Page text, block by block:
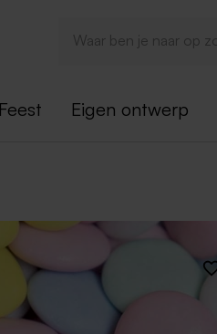
Eigen ontwerp